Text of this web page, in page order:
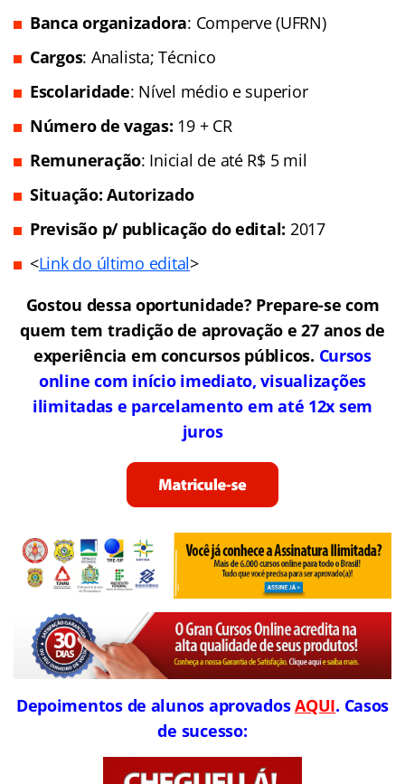
Banca organizadora: Comperve (UFRN)
Cargos: Analista; Técnico
Escolaridade: Nível médio e superior
Número de vagas: 19 + CR
Remuneração: Inicial de até R$ 5 mil
Situação: Autorizado
Previsão p/ publicação do edital: 2017
<Link do último edital>
Gostou dessa oportunidade? Prepare-se com
quem tem tradição de aprovação e 27 anos de
experiência em concursos públicos. Cursos
online com início imediato, visualizações
ilimitadas e parcelamento em até 12x sem
juros
Depoimentos de alunos aprovadosAQUI. Casos
de sucesso: